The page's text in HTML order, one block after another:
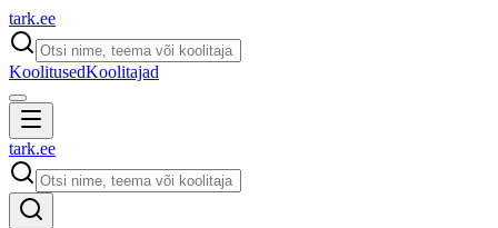
tark.ee
KoolitusedKoolitajad
tark.ee